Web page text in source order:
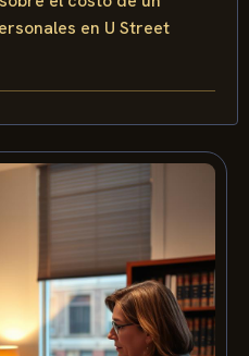
en U Street